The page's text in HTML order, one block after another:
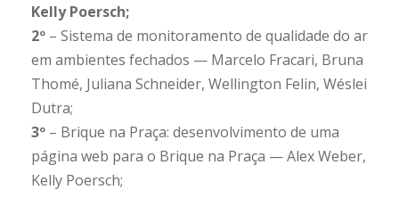
Kelly Poersch;
2º – Sistema de monitoramento de qualidade do ar
em ambientes fechados — Marcelo Fracari, Bruna
Thomé, Juliana Schneider, Wellington Felin, Wéslei
Dutra;
3º – Brique na Praça: desenvolvimento de uma
página web para o Brique na Praça — Alex Weber,
Kelly Poersch;